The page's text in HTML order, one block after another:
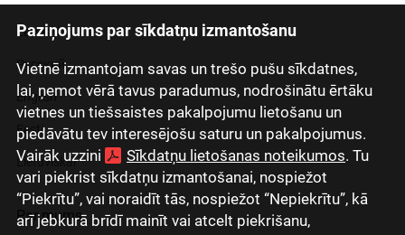
Paziņojums par sīkdatņu izmantošanu
Vietnē izmantojam savas un trešo pušu sīkdatnes,
lai, ņemot vērā tavus paradumus, nodrošinātu ērtāku
vietnes un tiešsaistes pakalpojumu lietošanu un
piedāvātu tev interesējošu saturu un pakalpojumus.
Vairāk uzzini
Sīkdatņu lietošanas noteikumos. Tu
vari piekrist sīkdatņu izmantošanai, nospiežot
“Piekrītu”, vai noraidīt tās, nospiežot “Nepiekrītu”, kā
arī jebkurā brīdī mainīt vai atcelt piekrišanu,
Latviski
Русский
English
Eesti
Lietuviškai
Par mums